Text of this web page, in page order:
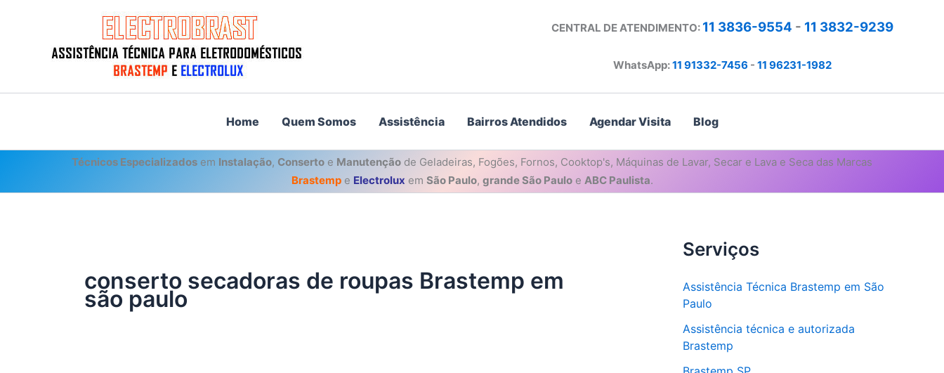
CENTRAL DE ATENDIMENTO: 11 3836-9554 - 11 3832-9239
WhatsApp:11 91332-7456 - 11 96231-1982
Home Quem Somos Assistência Bairros Atendidos Agendar Visita Blog
Técnicos Especializados em Instalação, Conserto e Manutenção de Geladeiras, Fogões, Fornos, Cooktop's, Máquinas de Lavar, Secar e Lava e Seca das Marcas
Brastempe Electrolux em São Paulo, grande São Pauloe ABC Paulista.
conserto secadoras de roupas Brastemp em
são paulo
Serviços
Assistência Técnica Brastemp em São
Paulo
Assistência técnica e autorizada
Brastemp